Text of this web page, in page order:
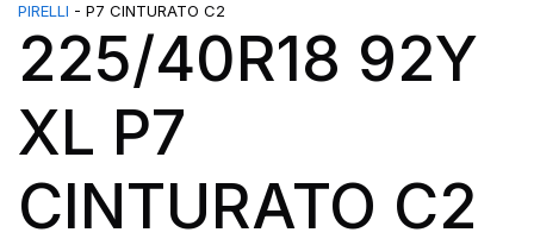
PIRELLI - P7 CINTURATO C2
225/40R18 92Y
XL P7
CINTURATO C2